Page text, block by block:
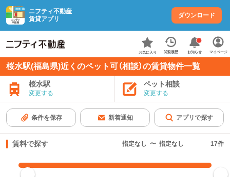
ニフティ不動産
賃貸アプリ
ダウンロード
お気に入り 閲覧履歴 お知らせ マイページ
桜水駅(福島県)近くのペット可（相談）の賃貸物件一覧
桜水駅
変更する
ペット相談
変更する
条件を保存 新着通知 アプリで探す
賃料で探す 指定なし 〜 指定なし 17件